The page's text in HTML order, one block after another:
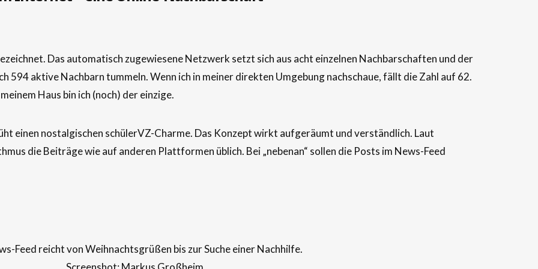
Das automatisch zugewiesene Netzwerk setzt sich aus acht einzelnen Nachbarschaften und der
594 aktive Nachbarn tummeln. Wenn ich in meiner direkten Umgebung nachschaue, fällt die Zahl auf 62.
Haus bin ich (noch) der einzige.
einen nostalgischen schülerVZ-Charme. Das Konzept wirkt aufgeräumt und verständlich. Laut
die Beiträge wie auf anderen Plattformen üblich. Bei „nebenan“ sollen die Posts im News-Feed
Feed reicht von Weihnachtsgrüßen bis zur Suche einer Nachhilfe.